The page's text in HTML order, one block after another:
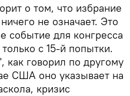
о том, что избрание
не означает. Это
событие для конгресса
с 15-й попытки.
говорил по другому
США оно указывает на
кризис